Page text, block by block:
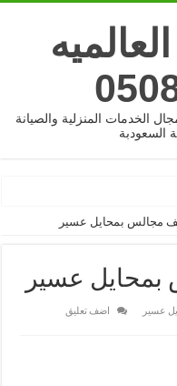
الخدمات المنزلية والصيانة
السعودبة
مجالس بمحايل عسير
عسير
عسير
اضف تعليق